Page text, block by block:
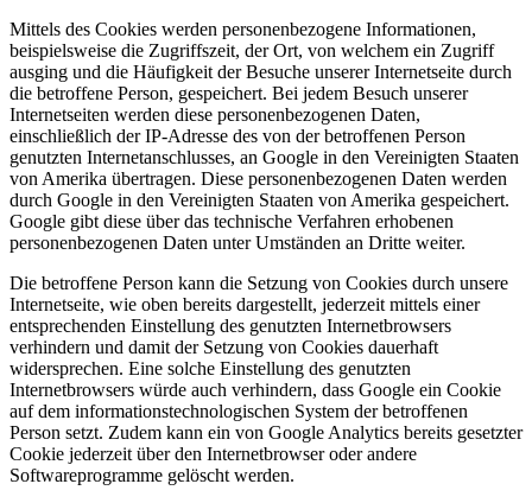
Mittels des Cookies werden personenbezogene Informationen,
beispielsweise die Zugriffszeit, der Ort, von welchem ein Zugriff
ausging und die Häufigkeit der Besuche unserer Internetseite durch
die betroffene Person, gespeichert. Bei jedem Besuch unserer
Internetseiten werden diese personenbezogenen Daten,
einschließlich der IP-Adresse des von der betroffenen Person
genutzten Internetanschlusses, an Google in den Vereinigten Staaten
von Amerika übertragen. Diese personenbezogenen Daten werden
durch Google in den Vereinigten Staaten von Amerika gespeichert.
Google gibt diese über das technische Verfahren erhobenen
personenbezogenen Daten unter Umständen an Dritte weiter.
Die betroffene Person kann die Setzung von Cookies durch unsere
Internetseite, wie oben bereits dargestellt, jederzeit mittels einer
entsprechenden Einstellung des genutzten Internetbrowsers
verhindern und damit der Setzung von Cookies dauerhaft
widersprechen. Eine solche Einstellung des genutzten
Internetbrowsers würde auch verhindern, dass Google ein Cookie
auf dem informationstechnologischen System der betroffenen
Person setzt. Zudem kann ein von Google Analytics bereits gesetzter
Cookie jederzeit über den Internetbrowser oder andere
Softwareprogramme gelöscht werden.